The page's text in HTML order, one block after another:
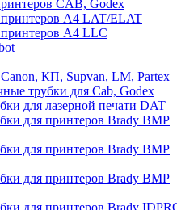
CAB, Godex
А4 LAT/ELAT
А4 LLC
КП, Supvan, LM, Partex
трубки для Cab, Godex
для лазерной печати DAT
для принтеров Brady BMP
для принтеров Brady BMP
для принтеров Brady BMP
для принтеров Brady